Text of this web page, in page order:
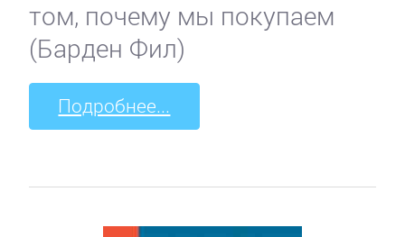
том, почему мы покупаем
(Барден Фил)
Подробнее...